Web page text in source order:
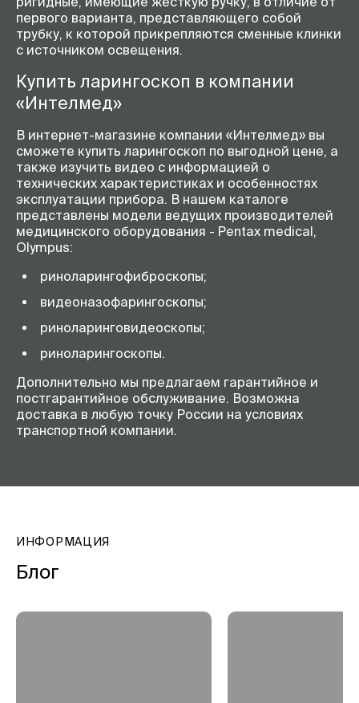
первого варианта, представляющего собой
трубку, к которой прикрепляются сменные клинки
с источником освещения.
Купить ларингоскоп в компании
«Интелмед»
В интернет-магазине компании «Интелмед» вы
сможете купить ларингоскоп по выгодной цене, а
также изучить видео с информацией о
технических характеристиках и особенностях
эксплуатации прибора. В нашем каталоге
представлены модели ведущих производителей
медицинского оборудования - Pentax medical,
Olympus:
риноларингофиброскопы;
видеоназофарингоскопы;
риноларинговидеоскопы;
риноларингоскопы.
Дополнительно мы предлагаем гарантийное и
постгарантийное обслуживание. Возможна
доставка в любую точку России на условиях
транспортной компании.
ИНФОРМАЦИЯ
Блог